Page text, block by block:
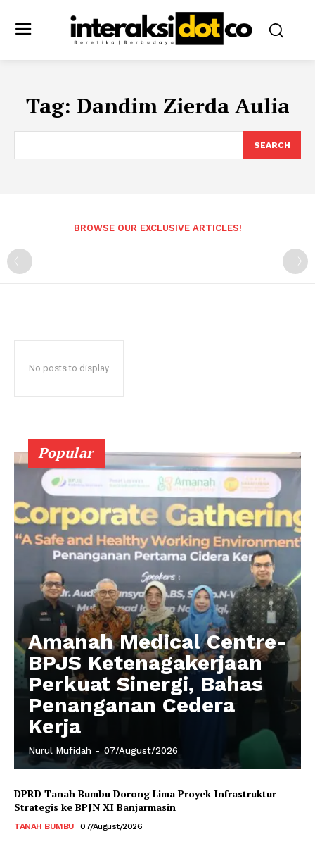
Tag: Dandim Zierda Aulia
SEARCH
BROWSE OUR EXCLUSIVE ARTICLES!
No posts to display
Popular
Amanah Medical Centre-
BPJS Ketenagakerjaan
Perkuat Sinergi, Bahas
Penanganan Cedera
Kerja
Nurul Mufidah - 07/August/2026
DPRD Tanah Bumbu Dorong Lima Proyek Infrastruktur
Strategis ke BPJN XI Banjarmasin
TANAH BUMBU 07/August/2026